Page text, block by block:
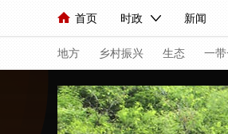
首页 时政 新闻
人民领袖习近平 联播+ 中国
直播 栏目大全 节
海外频道 iPanda English
地方 乡村振兴 生态 一
总台春晚 网络春晚